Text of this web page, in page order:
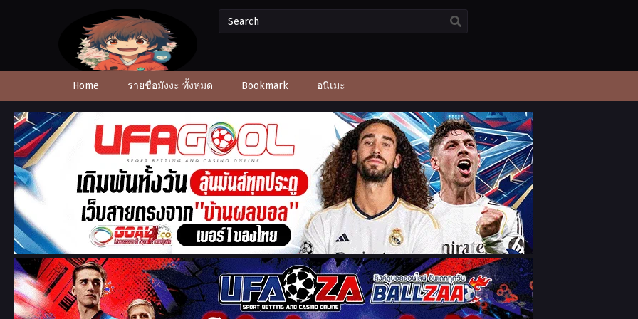
Home รายชื่อมังงะ ทั้งหมด Bookmark อนิเมะ